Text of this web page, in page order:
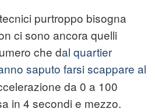
purtroppo bisogna
ci sono ancora quelli
che dal quartier
saputo farsi scappare al
da 0 a 100
in 4 secondi e mezzo.